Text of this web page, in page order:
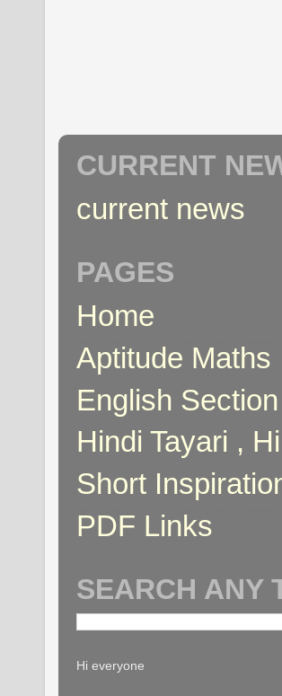
CURRENT
current news
PAGES
Home
Aptitude Maths
English Section
Hindi Tayari ,
Short
PDF Links
SEARCH ANY
Hi everyone